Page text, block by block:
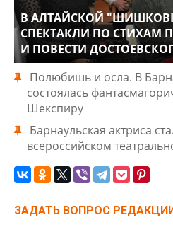
В АЛТАЙСКОЙ
СПЕКТАКЛИ ПО СТИХАМ
И ПОВЕСТИ
Полюбишь и осла. В
состоялась
Шекспиру
Барнаульская актриса
всероссийском
ЗАДАТЬ ВОПРОС РЕДАКЦИИ